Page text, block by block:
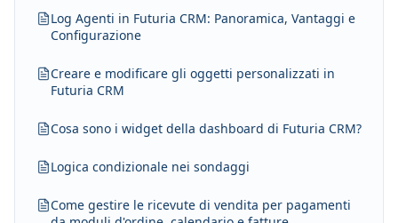
Log Agenti in Futuria CRM: Panoramica, Vantaggi e
Configurazione
Creare e modificare gli oggetti personalizzati in
Futuria CRM
Cosa sono i widget della dashboard di Futuria CRM?
Logica condizionale nei sondaggi
Come gestire le ricevute di vendita per pagamenti